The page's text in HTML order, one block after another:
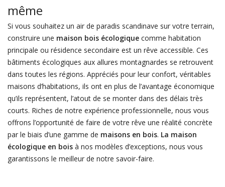
même
Si vous souhaitez un air de paradis scandinave sur votre terrain,
construire une maison bois écologiquecomme habitation
principale ou résidence secondaire est un rêve accessible. Ces
bâtiments écologiques aux allures montagnardes se retrouvent
dans toutes les régions. Appréciés pour leur confort, véritables
maisons d’habitations, ils ont en plus de l’avantage économique
qu’ils représentent, l’atout de se monter dans des délais très
courts. Riches de notre expérience professionnelle, nous vous
offrons l’opportunité de faire de votre rêve une réalité concrète
par le biais d’une gamme de maisons en bois. La maison
écologique en boisà nos modèles d’exceptions, nous vous
garantissons le meilleur de notre savoir-faire.